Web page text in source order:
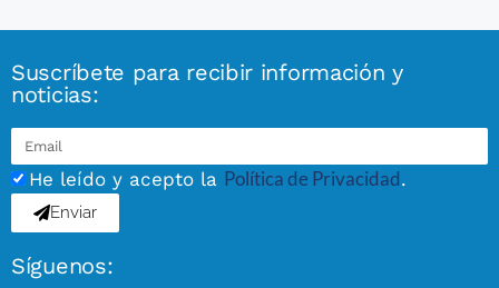
Suscríbete para recibir información y
noticias:
He leído y acepto la Política de Privacidad.
Enviar
Síguenos: